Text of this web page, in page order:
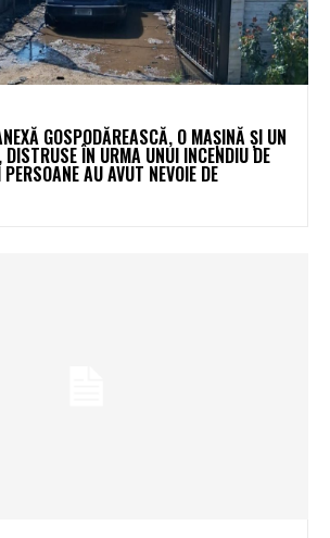
GOSPODĂREASCĂ, O MAȘINĂ ȘI UN
ÎN URMA UNUI INCENDIU DE
AU AVUT NEVOIE DE